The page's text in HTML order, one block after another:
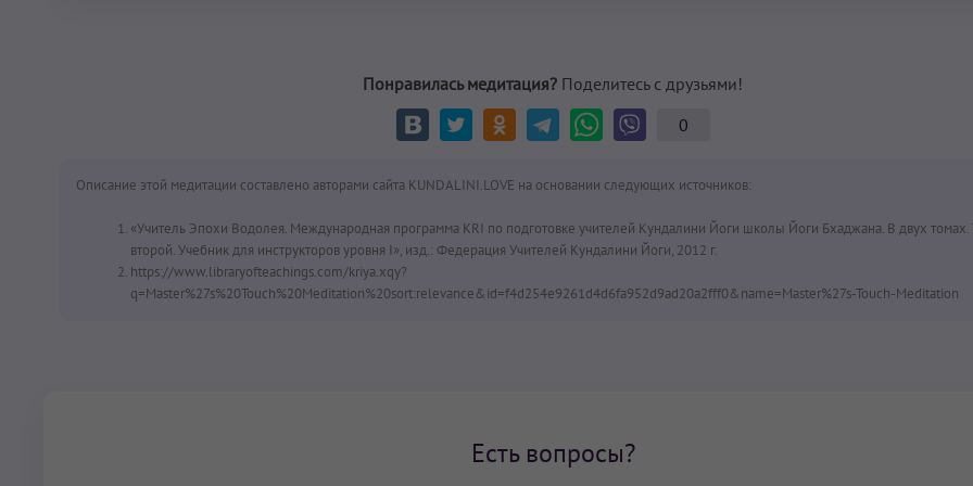
Понравилась медитация? Поделитесь с друзьями!
0
Описание этой медитации составлено авторами сайта KUNDALINI.LOVE на основании следующих источников:
«Учитель Эпохи Водолея. Международная программа KRI по подготовке учителей Кундалини Йоги школы Йоги Бхаджана. В двух томах.
второй. Учебник для инструкторов уровня I», изд.: Федерация Учителей Кундалини Йоги, 2012 г.
https://www.libraryofteachings.com/kriya.xqy?
q=Master%27s%20Touch%20Meditation%20sort:relevance&id=f4d254e9261d4d6fa952d9ad20a2fff0&name=Master%27s-Touch-Meditation
Есть вопросы?